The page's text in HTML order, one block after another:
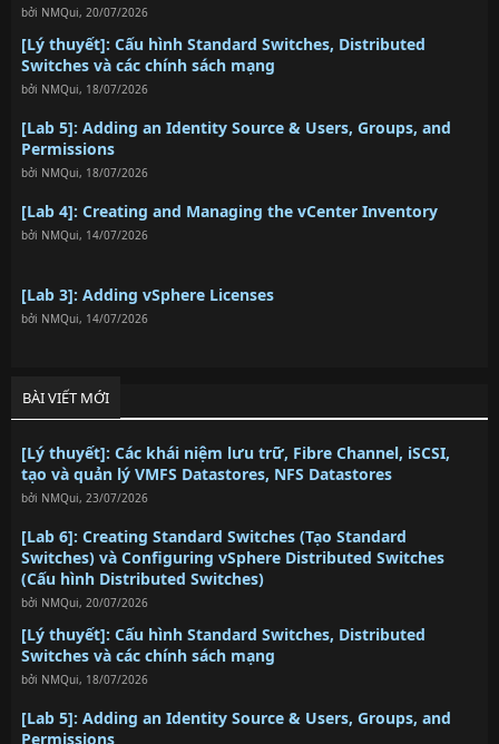
bởi NMQui, 20/07/2026
[Lý thuyết]: Cấu hình Standard Switches, Distributed
Switches và các chính sách mạng
bởi NMQui, 18/07/2026
[Lab 5]: Adding an Identity Source & Users, Groups, and
Permissions
bởi NMQui, 18/07/2026
[Lab 4]: Creating and Managing the vCenter Inventory
bởi NMQui, 14/07/2026
[Lab 3]: Adding vSphere Licenses
bởi NMQui, 14/07/2026
BÀI VIẾT MỚI
[Lý thuyết]: Các khái niệm lưu trữ, Fibre Channel, iSCSI,
tạo và quản lý VMFS Datastores, NFS Datastores
bởi NMQui, 23/07/2026
[Lab 6]: Creating Standard Switches (Tạo Standard
Switches) và Configuring vSphere Distributed Switches
(Cấu hình Distributed Switches)
bởi NMQui, 20/07/2026
[Lý thuyết]: Cấu hình Standard Switches, Distributed
Switches và các chính sách mạng
bởi NMQui, 18/07/2026
[Lab 5]: Adding an Identity Source & Users, Groups, and
Permissions